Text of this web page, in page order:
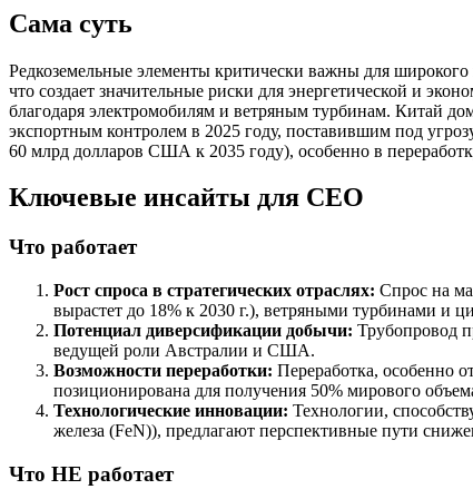
Сама суть
Редкоземельные элементы критически важны для
что создает значительные риски для энергетической и
благодаря электромобилям и ветряным турбинам. Китай
экспортным контролем в 2025 году, поставившим под
60 млрд долларов США к 2035 году), особенно в
Ключевые инсайты для СЕО
Что работает
Рост спроса в стратегических отраслях: Спрос на
вырастет до 18% к 2030 г.), ветряными турбинами и
Потенциал диверсификации добычи: Трубопровод
ведущей роли Австралии и США.
Возможности переработки: Переработка, особенно
позиционирована для получения 50% мирового
Технологические инновации: Технологии,
железа (FeN)), предлагают перспективные пути
Что НЕ работает